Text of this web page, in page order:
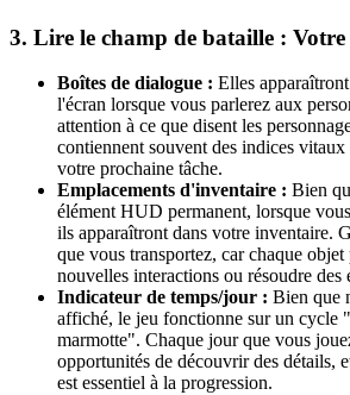
3. Lire le champ de bataille :
Boîtes de dialogue : Elles
l'écran lorsque vous parlerez aux
attention à ce que disent les
contiennent souvent des indices
votre prochaine tâche.
Emplacements d'inventaire : Bien
élément HUD permanent, lorsque
ils apparaîtront dans votre inventaire.
que vous transportez, car chaque
nouvelles interactions ou résoudre des
Indicateur de temps/jour : Bien que
affiché, le jeu fonctionne sur un cycle
marmotte". Chaque jour que vous
opportunités de découvrir des détails,
est essentiel à la progression.